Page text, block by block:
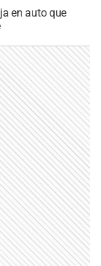
en auto que